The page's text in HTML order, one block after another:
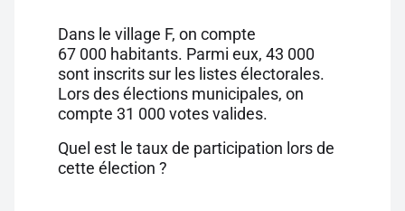
Dans le village F, on compte
67 000 habitants. Parmi eux, 43 000
sont inscrits sur les listes électorales.
Lors des élections municipales, on
compte 31 000 votes valides.
Quel est le taux de participation lors de
cette élection ?